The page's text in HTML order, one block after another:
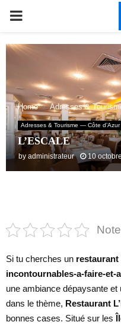
PRIMARY
MENU
Home Adresses &
Adresses & Tourisme — Côte d’Azur
L’ESCALE
by administrateur 10
Si tu cherches un restaurant
incontournables-a-faire-et-
une ambiance dépaysante
dans le thème, Restaurant
bonnes cases. Situé sur les